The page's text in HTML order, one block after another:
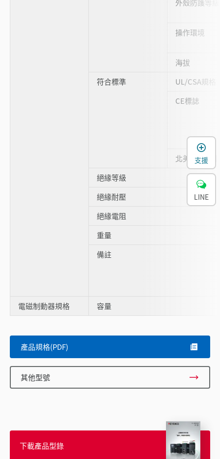
操作環境
海拔
符合標準
UL/CSA規格
CE標誌
北美EMI規制
絕緣等級
絕緣耐壓
絕緣電阻
重量
備註
電磁制動器規格 容量
產品規格(PDF)
其他型號
下載產品型錄
支援
LINE